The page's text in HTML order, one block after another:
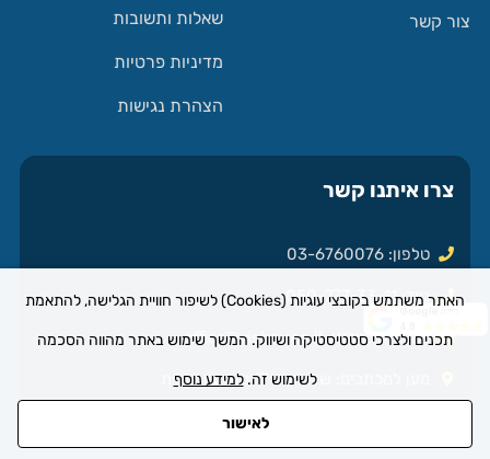
האתר משתמש בקובצי עוגיות (Cookies) לשיפור חוויית הגלישה, להתאמת
תכנים ולצרכי סטטיסטיקה ושיווק. המשך שימוש באתר מהווה הסכמה
לשימוש זה.למידע נוסף
לאישור
צור קשר שאלות ותשובות
מדיניות פרטיות
הצהרת נגישות
צרו איתנו קשר
טלפון: 03-6760076
נייד: 050-777-33-11
דואר אלקטרוני:office@yishay.co.il
מען למכתבים: שדי חמד 17 מודיעין עילית